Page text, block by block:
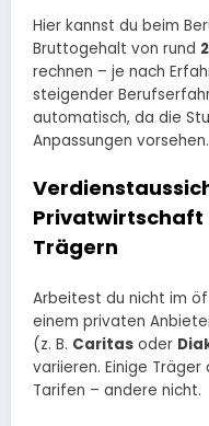
Hier kannst du beim
Bruttogehalt von rund
rechnen – je nach
steigender
automatisch, da die
Anpassungen vorsehen.
Privatwirtschaft
Trägern
Arbeitest du nicht im
einem privaten
(z. B. Caritas oder
variieren. Einige
Tarifen – andere nicht.